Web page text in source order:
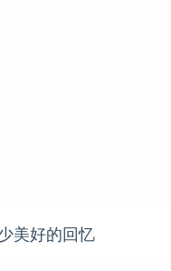
美好的回忆